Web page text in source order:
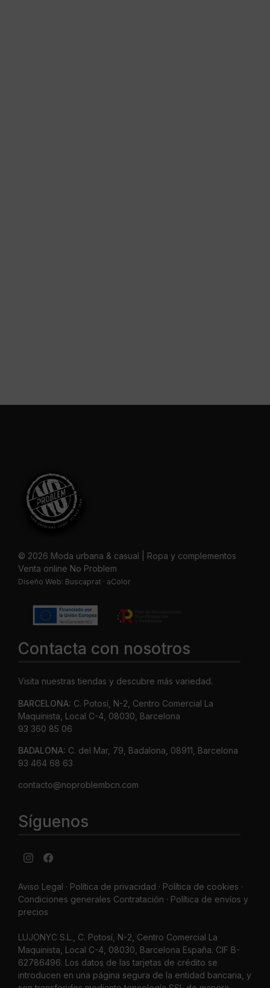
© 2026 Moda urbana & casual | Ropa y complementos
Venta online No Problem
Diseño Web: Buscaprat · aColor
Contacta con nosotros
Visita nuestras tiendas y descubre más variedad.
BARCELONA: C. Potosí, N-2, Centro Comercial La
Maquinista, Local C-4, 08030, Barcelona
93 360 85 06
BADALONA: C. del Mar, 79, Badalona, 08911, Barcelona
93 464 68 63
contacto@noproblembcn.com
Síguenos
Aviso Legal · Política de privacidad · Política de cookies ·
Condiciones generales Contratación · Política de envíos y
precios
LUJONYC S.L., C. Potosí, N-2, Centro Comercial La
Maquinista, Local C-4, 08030, Barcelona España. CIF B-
62786496. Los datos de las tarjetas de crédito se
introducen en una página segura de la entidad bancaria, y